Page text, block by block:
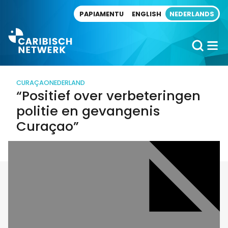
PAPIAMENTU ENGLISH NEDERLANDS
CURAÇAONEDERLAND
“Positief over verbeteringen
politie en gevangenis
Curaçao”